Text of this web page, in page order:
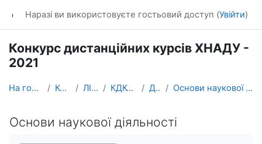
Наразі ви використовуєте гостьовий доступ (Увійти)
Конкурс дистанційних курсів ХНАДУ -
2021
На головну Курси ЛІТОс КДК-2021 ДБФ Основи наукової діяльності
Основи наукової діяльності